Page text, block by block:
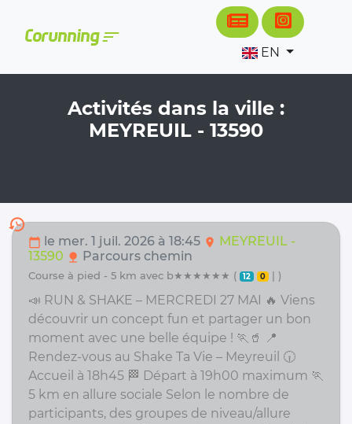
Corunningsort
EN
Activités dans la ville :
MEYREUIL - 13590
history
calendar_today le mer. 1 juil. 2026 à 18:45 location_on MEYREUIL -
13590 nature Parcours chemin
course à pied - 5 km avec b★★★★★★ ( 12 0 | )
📣 RUN & SHAKE – MERCREDI 27 MAI 🔥 Viens
découvrir un concept fun et partager un bon
moment avec une belle équipe ! 🏃🥤 📍
Rendez-vous au Shake Ta Vie – Meyreuil 🕡
Accueil à 18h45 🏁 Départ à 19h00 maximum 🏃
5 km en allure sociale Selon le nombre de
participants, des groupes de niveau/allure